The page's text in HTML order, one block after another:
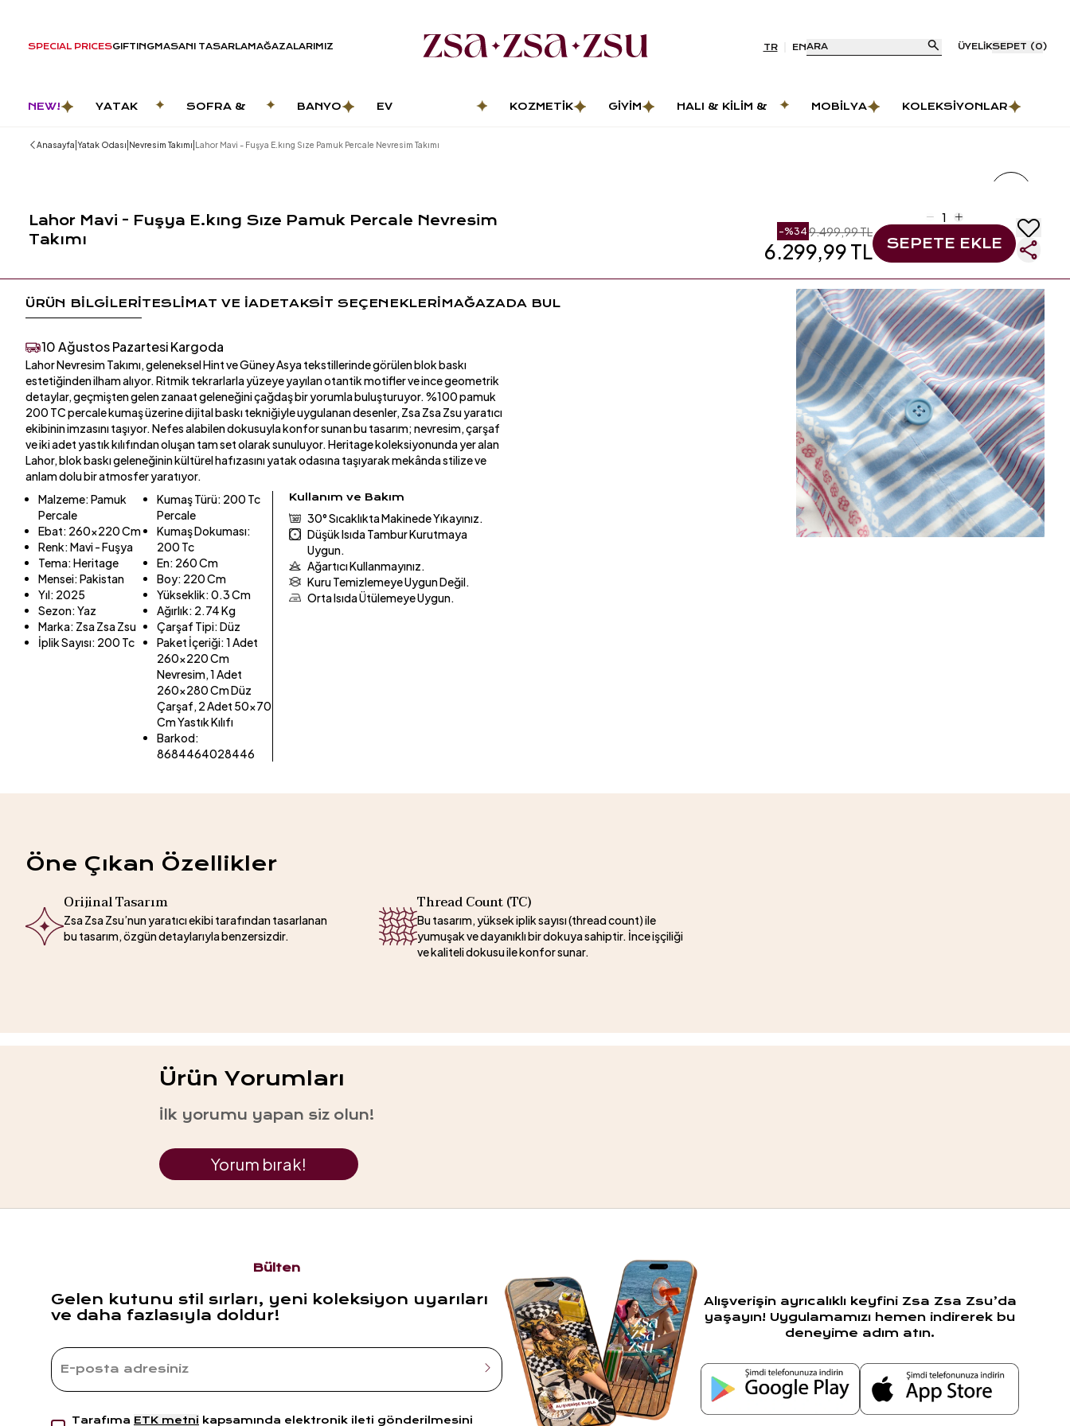
SPECIAL PRICESGIFTINGMASANI TASARLAMAĞAZALARIMIZ TR ENARA ÜYELIKSEPET (0)
NEW!
YATAK
SOFRA &
BANYO
EV
KOZMETIK GIYIM
HALI & KILIM &
MOBILYA KOLEKSIYONLAR
Anasayfa Yatak Odası Nevresim Takımı Lahor Mavi - Fuşya E.kıng Sıze Pamuk Percale Nevresim Takımı
Lahor Mavi - Fuşya E.kıng Sıze Pamuk Percale Nevresim
Takımı
-%34 9.499,99 TL
6.299,99 TL SEPETE EKLE
ÜRÜN BİLGİLERİTESLİMAT VE İADETAKSİT SEÇENEKLERİMAĞAZADA BUL
10 Ağustos Pazartesi Kargoda
Lahor Nevresim Takımı, geleneksel Hint ve Güney Asya tekstillerinde görülen blok baskı
estetiğinden ilham alıyor. Ritmik tekrarlarla yüzeye yayılan otantik motifler ve ince geometrik
detaylar, geçmişten gelen zanaat geleneğini çağdaş bir yorumla buluşturuyor. %100 pamuk
200 TC percale kumaş üzerine dijital baskı tekniğiyle uygulanan desenler, Zsa Zsa Zsu yaratıcı
ekibinin imzasını taşıyor. Nefes alabilen dokusuyla konfor sunan bu tasarım; nevresim, çarşaf
ve iki adet yastık kılıfından oluşan tam set olarak sunuluyor. Heritage koleksiyonunda yer alan
Lahor, blok baskı geleneğinin kültürel hafızasını yatak odasına taşıyarak mekânda stilize ve
anlam dolu bir atmosfer yaratıyor.
Malzeme:Pamuk
Percale
Ebat: 260x220 Cm
Renk:Mavi - Fuşya
Tema:Heritage
Mensei:Pakistan
Yıl: 2025
Sezon:Yaz
Marka: Zsa Zsa Zsu
İplik Sayısı: 200 Tc
Kumaş Türü: 200 Tc
Percale
Kumaş Dokuması:
200 Tc
En: 260 Cm
Boy: 220 Cm
Yükseklik:0.3 Cm
Ağırlık: 2.74 Kg
Çarşaf Tipi:Düz
Paket İçeriği:1 Adet
260x220 Cm
Nevresim, 1 Adet
260x280 Cm Düz
Çarşaf, 2 Adet 50x70
Cm Yastık Kılıfı
Barkod:
8684464028446
Kullanım ve Bakım
30° Sıcaklıkta Makinede Yıkayınız.
Düşük Isıda Tambur Kurutmaya
Uygun.
Ağartıcı Kullanmayınız.
Kuru Temizlemeye Uygun Değil.
Orta Isıda Ütülemeye Uygun.
Öne Çıkan Özellikler
Orijinal Tasarım
Zsa Zsa Zsu’nun yaratıcı ekibi tarafından tasarlanan
bu tasarım, özgün detaylarıyla benzersizdir.
Thread Count (TC)
Bu tasarım, yüksek iplik sayısı (thread count) ile
yumuşak ve dayanıklı bir dokuya sahiptir. İnce işçiliği
ve kaliteli dokusu ile konfor sunar.
Ürün Yorumları
İlk yorumu yapan siz olun!
Yorum bırak!
Bülten
Gelen kutunu stil sırları, yeni koleksiyon uyarıları
ve daha fazlasıyla doldur!
Tarafıma ETK metni kapsamında elektronik ileti gönderilmesini
Alışverişin ayrıcalıklı keyfini Zsa Zsa Zsu’da
yaşayın! Uygulamamızı hemen indirerek bu
deneyime adım atın.